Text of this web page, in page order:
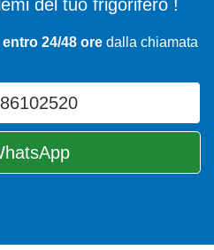
del tuo frigorifero !
24/48 oredalla chiamata